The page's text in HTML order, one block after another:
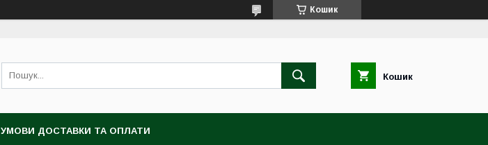
Кошик
Кошик
УМОВИ ДОСТАВКИ ТА ОПЛАТИ